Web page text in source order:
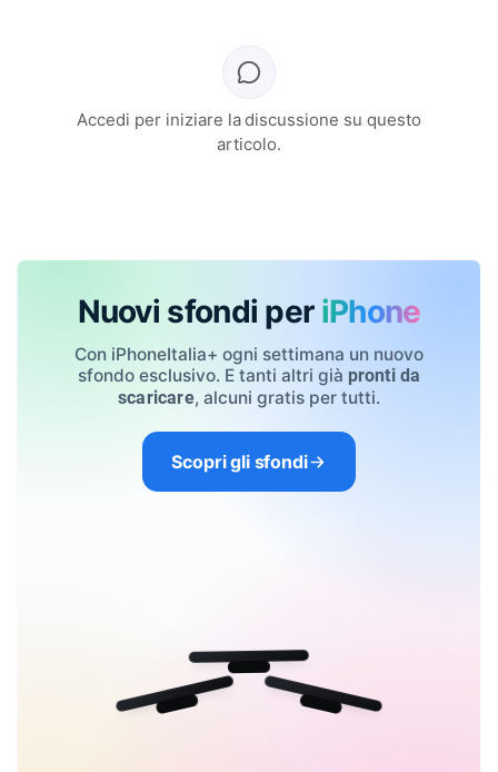
Accedi per iniziare la discussione su questo
articolo.
Nuovi sfondi per iPhone
Con iPhoneItalia+ ogni settimana un nuovo
sfondo esclusivo. E tanti altri già pronti da
scaricare, alcuni gratis per tutti.
Scopri gli sfondi